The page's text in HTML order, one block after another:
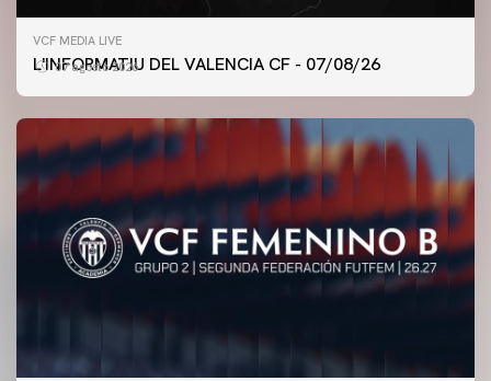
VCF MEDIA LIVE
L'INFORMATIU DEL VALENCIA CF - 07/08/26
07 agosto 2026